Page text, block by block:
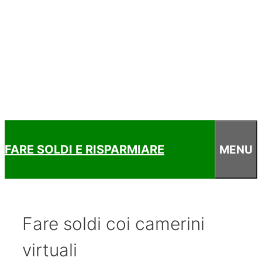
FARE SOLDI E RISPARMIARE MENU
Fare soldi coi camerini
virtuali